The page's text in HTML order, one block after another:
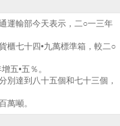
運輸部今天表示，二○一三年
櫃七十四•九萬標準箱，較二○
五•五％。
別達到八十五個和七十三個，
萬噸。